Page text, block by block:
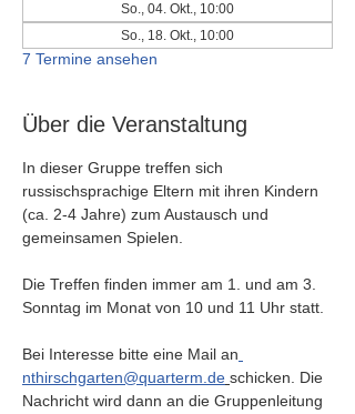
So., 04. Okt., 10:00
So., 18. Okt., 10:00
7 Termine ansehen
Über die Veranstaltung
In dieser Gruppe treffen sich
russischsprachige Eltern mit ihren Kindern
(ca. 2-4 Jahre) zum Austausch und
gemeinsamen Spielen.
Die Treffen finden immer am 1. und am 3.
Sonntag im Monat von 10 und 11 Uhr statt.
Bei Interesse bitte eine Mail an
nthirschgarten@quarterm.de schicken. Die
Nachricht wird dann an die Gruppenleitung